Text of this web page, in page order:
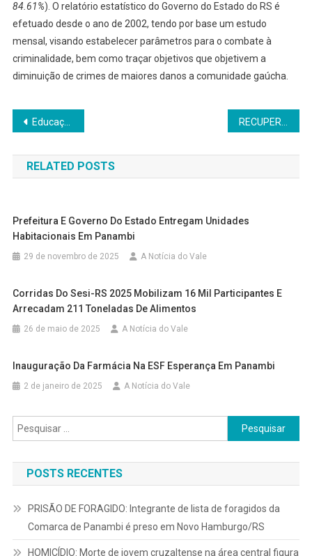
84.61%). O relatório estatístico do Governo do Estado do RS é
efetuado desde o ano de 2002, tendo por base um estudo
mensal, visando estabelecer parâmetros para o combate à
criminalidade, bem como traçar objetivos que objetivem a
diminuição de crimes de maiores danos a comunidade gaúcha.
Navegação
de
Post
Educação gaúcha conquista primeiro lugar nas maiores notas da redação do Enem 2024 entre Estados da região Sul RECUPERADO: Veículo furtado em Panambi é recuperado durante abordagem policial da PRF, na BR-285
RELATED POSTS
Prefeitura E Governo Do Estado Entregam Unidades
Habitacionais Em Panambi
29 de novembro de 2025 A Notícia do Vale
Corridas Do Sesi-RS 2025 Mobilizam 16 Mil Participantes E
Arrecadam 211 Toneladas De Alimentos
26 de maio de 2025 A Notícia do Vale
Inauguração Da Farmácia Na ESF Esperança Em Panambi
2 de janeiro de 2025 A Notícia do Vale
Pesquisar
por:
POSTS RECENTES
PRISÃO DE FORAGIDO: Integrante de lista de foragidos da
Comarca de Panambi é preso em Novo Hamburgo/RS
HOMICÍDIO: Morte de jovem cruzaltense na área central figura